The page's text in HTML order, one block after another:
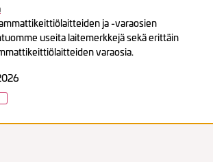
ja -varaosien
useita laitemerkkejä sekä erittäin
varaosia.